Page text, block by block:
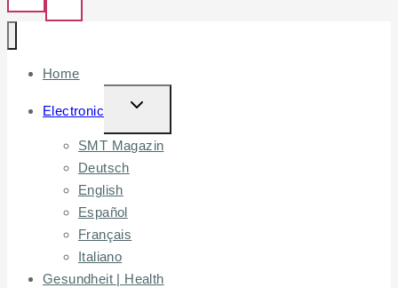
Home
Electronic
TOGGLE
CHILD
MENU
SMT Magazin
Deutsch
English
Español
Français
Italiano
Gesundheit | Health